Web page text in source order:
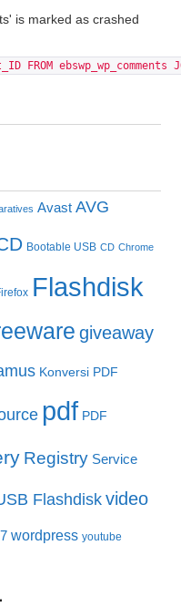
is marked as crashed
FROM
Avast AVG
Bootable USB CD Chrome
Flashdisk
giveaway
Konversi PDF
pdf PDF
Registry Service
Flashdisk video
wordpress youtube